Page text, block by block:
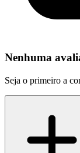
Nenhuma
Seja o primeiro a